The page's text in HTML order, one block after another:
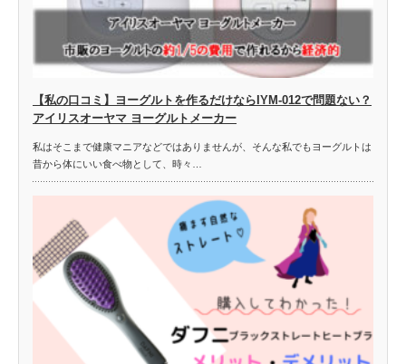
【私の口コミ】ヨーグルトを作るだけならIYM-012で問題ない？
アイリスオーヤマ ヨーグルトメーカー
私はそこまで健康マニアなどではありませんが、そんな私でもヨーグルトは
昔から体にいい食べ物として、時々…